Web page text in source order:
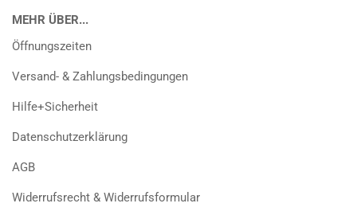
MEHR ÜBER...
Öffnungszeiten
Versand- & Zahlungsbedingungen
Hilfe+Sicherheit
Datenschutzerklärung
AGB
Widerrufsrecht & Widerrufsformular